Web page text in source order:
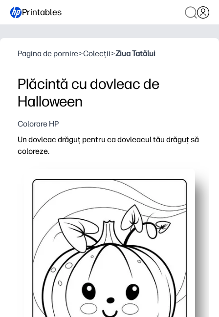
Printables
Pagina de pornire>Colecții>Ziua Tatălui
Plăcintă cu dovleac de
Halloween
Colorare HP
Un dovleac drăguț pentru ca dovleacul tău drăguț să
coloreze.